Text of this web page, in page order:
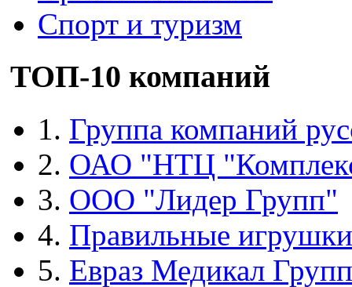
Спорт и туризм
ТОП-10 компаний
1. Группа компаний
2. ОАО "НТЦ
3. ООО "Лидер Групп"
4. Правильные игрушки
5. Евраз Медикал Групп